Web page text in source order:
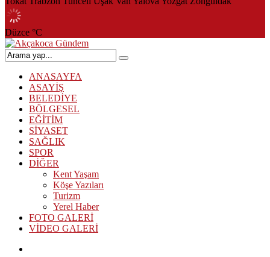
Düzce °C
ANASAYFA
ASAYİŞ
BELEDİYE
BÖLGESEL
EĞİTİM
SİYASET
SAĞLIK
SPOR
DİĞER
Kent Yaşam
Köşe Yazıları
Turizm
Yerel Haber
FOTO GALERİ
VİDEO GALERİ